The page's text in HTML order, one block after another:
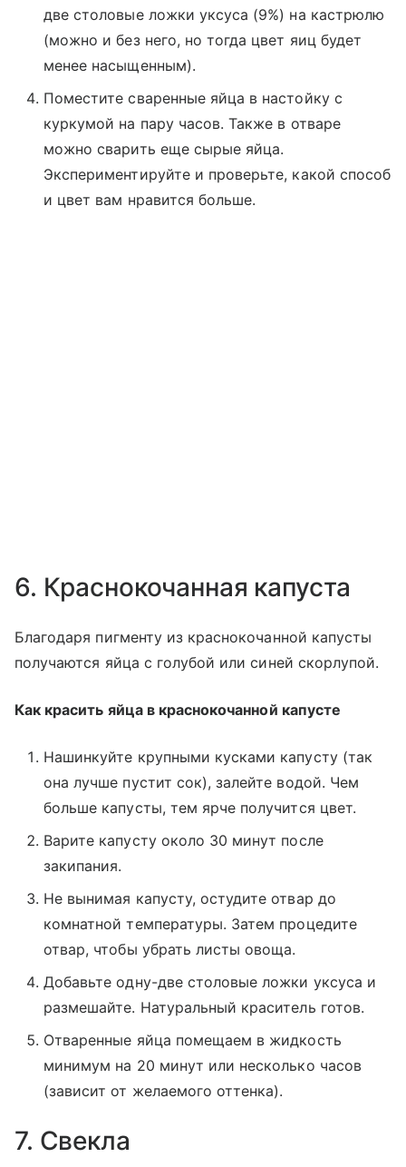
две столовые ложки уксуса (9%) на кастрюлю
(можно и без него, но тогда цвет яиц будет
менее насыщенным).
Поместите сваренные яйца в настойку с
куркумой на пару часов. Также в отваре
можно сварить еще сырые яйца.
Экспериментируйте и проверьте, какой способ
и цвет вам нравится больше.
6. Краснокочанная капуста
Благодаря пигменту из краснокочанной капусты
получаются яйца с голубой или синей скорлупой.
Как красить яйца в краснокочанной капусте
Нашинкуйте крупными кусками капусту (так
она лучше пустит сок), залейте водой. Чем
больше капусты, тем ярче получится цвет.
Варите капусту около 30 минут после
закипания.
Не вынимая капусту, остудите отвар до
комнатной температуры. Затем процедите
отвар, чтобы убрать листы овоща.
Добавьте одну-две столовые ложки уксуса и
размешайте. Натуральный краситель готов.
Отваренные яйца помещаем в жидкость
минимум на 20 минут или несколько часов
(зависит от желаемого оттенка).
7. Свекла